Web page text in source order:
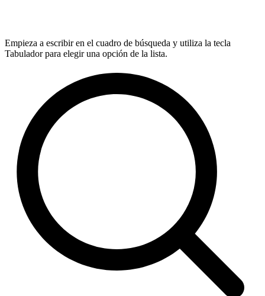
Empieza a escribir en el cuadro de búsqueda y utiliza la tecla
Tabulador para elegir una opción de la lista.